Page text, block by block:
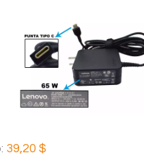
VER MAS
AGREGAR AL CARRITO
39,20 $